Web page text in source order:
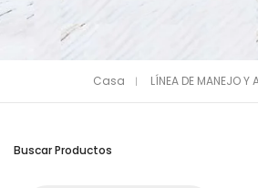
Casa LÍNEA DE MANEJO Y
Buscar Productos